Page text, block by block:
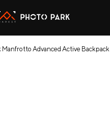
Advanced Active Backpack